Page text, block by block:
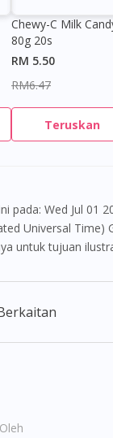
Chewy-C Milk
80g 20s
RM 5.50
RM6.47
Teruskan
Universal Time)
untuk tujuan
yang sebenar
kegunaan para
rujukan kepada
yang lain.
diagnosis atau